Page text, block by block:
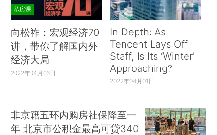
私房课
向松祚：宏观经济70
讲，带你了解国内外
经济大局
2022年04月06日
In Depth: As
Tencent Lays Off
Staff, Is Its ‘Winter’
Approaching?
2022年04月01日
非京籍五环内购房社保降至一
年 北京市公积金最高可贷340